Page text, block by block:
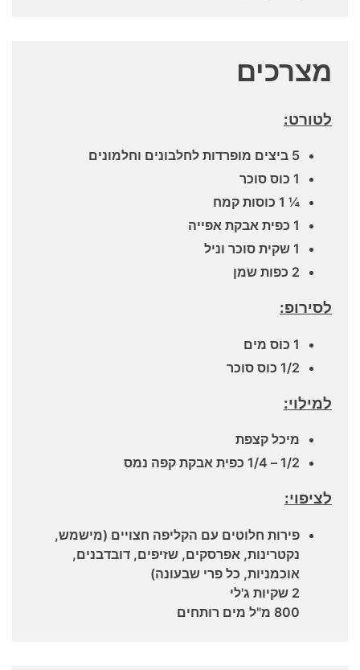
מצרכים
לטורט:
5 ביצים מופרדות לחלבונים וחלמונים
1 כוס סוכר
¼ 1 כוסות קמח
1 כפית אבקת אפייה
1 שקית סוכר וניל
2 כפות שמן
לסירופ:
1 כוס מים
1/2 כוס סוכר
למילוי:
מיכל קצפת
1/2 – 1/4 כפית אבקת קפה נמס
לציפוי:
פירות חלוטים עם הקליפה חצויים (מישמש,
נקטרינות, אפרסקים, שזיפים, דובדבנים,
אוכמניות, כל פרי שבעונה)
2 שקיות ג'לי
800 מ"ל מים רותחים